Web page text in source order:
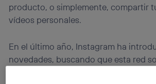
producto, o simplemente, compartir
vídeos personales.
En el último año, Instagram ha
novedades, buscando que esta red